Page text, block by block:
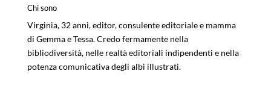
Chi sono
Virginia, 32 anni, editor, consulente editoriale e mamma
di Gemma e Tessa. Credo fermamente nella
bibliodiversità, nelle realtà editoriali indipendenti e nella
potenza comunicativa degli albi illustrati.